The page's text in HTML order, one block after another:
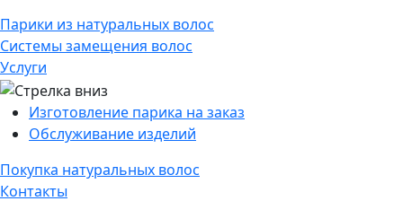
Парики из натуральных волос
Системы замещения волос
Услуги
Изготовление парика на заказ
Обслуживание изделий
Покупка натуральных волос
Контакты